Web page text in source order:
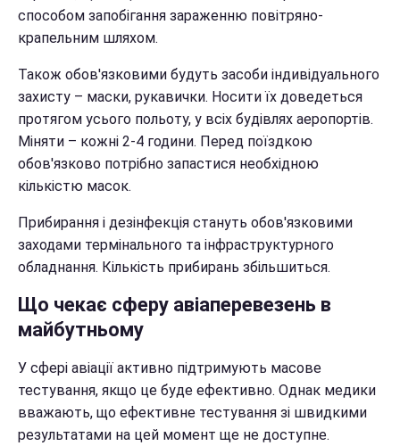
способом запобігання зараженню повітряно-
крапельним шляхом.
Також обов'язковими будуть засоби індивідуального
захисту – маски, рукавички. Носити їх доведеться
протягом усього польоту, у всіх будівлях аеропортів.
Міняти – кожні 2-4 години. Перед поїздкою
обов'язково потрібно запастися необхідною
кількістю масок.
Прибирання і дезінфекція стануть обов'язковими
заходами термінального та інфраструктурного
обладнання. Кількість прибирань збільшиться.
Що чекає сферу авіаперевезень в
майбутньому
У сфері авіації активно підтримують масове
тестування, якщо це буде ефективно. Однак медики
вважають, що ефективне тестування зі швидкими
результатами на цей момент ще не доступне.